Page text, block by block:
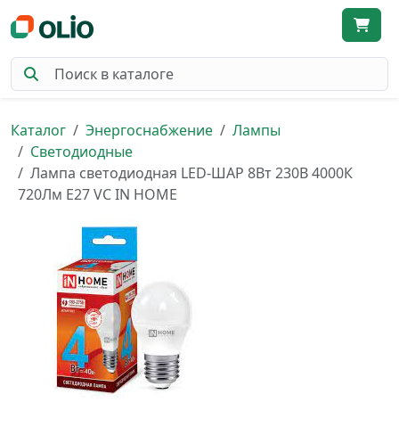
Каталог Энергоснабжение
Лампы
Светодиодные
Лампа светодиодная LED-ШАР 8Вт 230В 4000К
720Лм Е27 VC IN HOME